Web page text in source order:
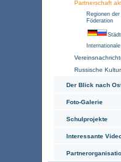
Partnerschaft
Regionen
Föderation
Russische Kultur
Der Blick nach
Foto-Galerie
Schulprojekte
Interessante